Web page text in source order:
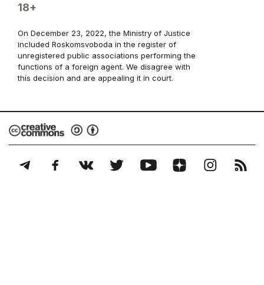
18+
On December 23, 2022, the Ministry of Justice
included Roskomsvoboda in the register of
unregistered public associations performing the
functions of a foreign agent. We disagree with
this decision and are appealing it in court.